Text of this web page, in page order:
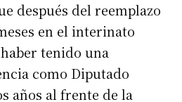
después del reemplazo
en el interinato
tenido una
como Diputado
años al frente de la